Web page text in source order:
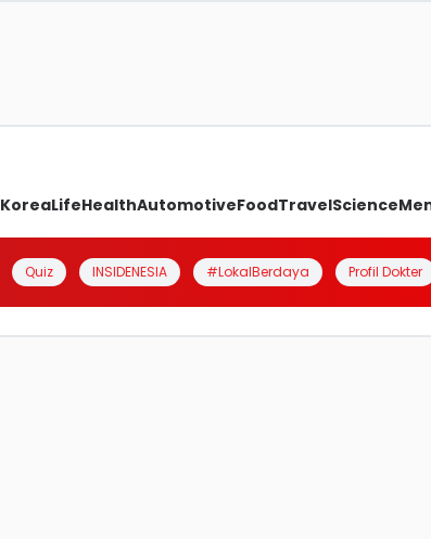
KoreaLifeHealthAutomotiveFoodTravelScience
Quiz INSIDENESIA #LokalBerdaya Profil Dokter